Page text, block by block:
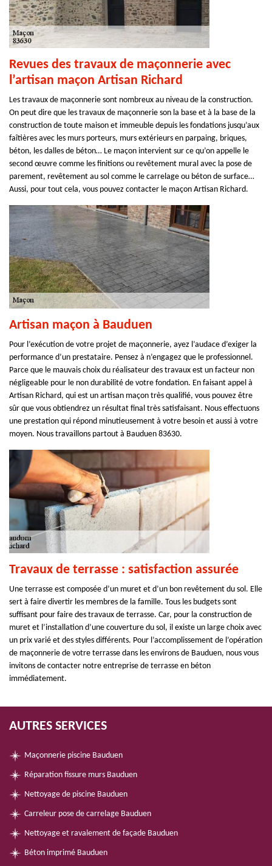
Revues des travaux de maçonnerie avec
l’artisan maçon Artisan Richard
Les travaux de maçonnerie sont nombreux au niveau de la construction.
On peut dire que les travaux de maçonnerie son la base et à la base de la
construction de toute maison et immeuble depuis les fondations jusqu’aux
faîtières avec les murs porteurs, murs extérieurs en parpaing, briques,
béton, les dalles de béton… Le maçon intervient sur ce qu’on appelle le
second œuvre comme les finitions ou revêtement mural avec la pose de
parement, revêtement au sol comme le carrelage ou béton de surface…
Aussi, pour tout cela, vous pouvez contacter le maçon Artisan Richard.
Artisan maçon à Bauduen
Pour l’exécution de votre projet de maçonnerie, ayez l’audace d’exiger la
performance d’un prestataire. Pensez à n’engagez que le professionnel.
Parce que le mauvais choix du réalisateur des travaux est un facteur non
négligeable pour le non durabilité de votre fondation. En faisant appel à
Artisan Richard, qui est un artisan maçon très qualifié, vous pouvez être
sûr que vous obtiendrez un résultat final très satisfaisant. Nous effectuons
une prestation qui répond minutieusement à votre besoin et aussi à votre
moyen. Nous travaillons partout à Bauduen 83630.
Travaux de terrasse : satisfaction assurée
Une terrasse est composée d’un muret et d’un bon revêtement du sol. Elle
sert à faire divertir les membres de la famille. Tous les budgets sont
suffisant pour faire des travaux de terrasse. Car, pour la construction de
muret et l’installation d’une couverture du sol, il existe un large choix avec
un prix varié et des styles différents. Pour l’accomplissement de l’opération
de maçonnerie de votre terrasse dans les environs de Bauduen, nous vous
invitons de contacter notre entreprise de terrasse en béton
immédiatement.
AUTRES SERVICES
Maçonnerie piscine Bauduen
Réparation fissure murs Bauduen
Nettoyage de piscine Bauduen
Carreleur pose de carrelage Bauduen
Nettoyage et ravalement de façade Bauduen
Béton imprimé Bauduen